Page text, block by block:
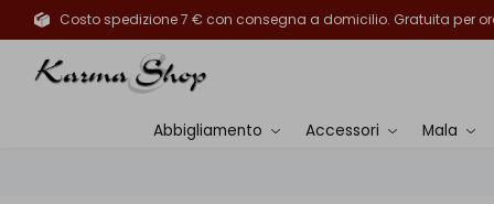
Costo spedizione 7 € con consegna a domicilio. Gratuita per
Abbigliamento Accessori Mala